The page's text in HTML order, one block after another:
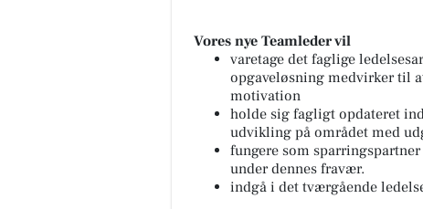
Vores nye Teamleder vil
varetage det faglige
opgaveløsning medvirker til
motivation
holde sig fagligt opdateret
udvikling på området med
fungere som
under dennes fravær.
indgå i det tværgående